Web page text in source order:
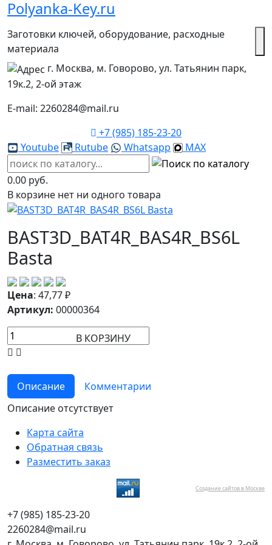
Polyanka-Key.ru
Заготовки ключей, оборудование, расходные
материала
г. Москва, м. Говорово, ул. Татьянин парк,
19к.2, 2-ой этаж
E-mail: 2260284@mail.ru
+7 (985) 185-23-20
Youtube
Rutube Whatsapp MAX
0.00 руб.
В корзине нет ни одного товара
BAST3D_BAT4R_BAS4R_BS6L
Basta
Цена: 47,77₽
Артикул: 00000364
В КОРЗИНУ
Описание
Комментарии
Описание отсутствует
Карта сайта
Обратная связь
Разместить заказ
Создание сайтов в Москве
+7 (985) 185-23-20
2260284@mail.ru